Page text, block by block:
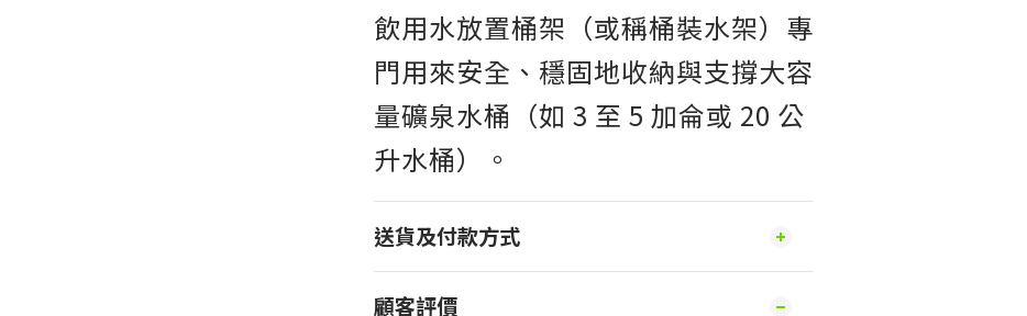
飲用水放置桶架（或稱桶裝水架）專
門用來安全、穩固地收納與支撐大容
量礦泉水桶（如 3 至 5 加侖或 20 公
升水桶）。
送貨及付款方式
顧客評價